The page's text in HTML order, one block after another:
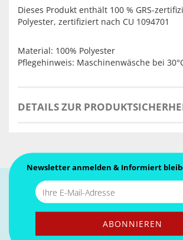
Dieses Produkt enthält 100 % GRS-
Polyester, zertifiziert nach CU 1094701
Material: 100% Polyester
Pflegehinweis: Maschinenwäsche bei
DETAILS ZUR
Newsletter anmelden & Informiert